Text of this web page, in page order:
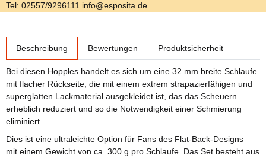
Tel: 02557/9296111 info@esposita.de
Beschreibung Bewertungen Produktsicherheit
Bei diesen Hopples handelt es sich um eine 32 mm breite Schlaufe
mit flacher Rückseite, die mit einem extrem strapazierfähigen und
superglatten Lackmaterial ausgekleidet ist, das das Scheuern
erheblich reduziert und so die Notwendigkeit einer Schmierung
eliminiert.
Dies ist eine ultraleichte Option für Fans des Flat-Back-Designs –
mit einem Gewicht von ca. 300 g pro Schlaufe. Das Set besteht aus